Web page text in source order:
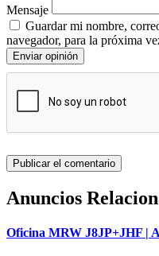
Mensaje
Guardar mi nombre,
navegador, para la próxima
Enviar opinión
Anuncios
Oficina MRW J8JP+JHF |